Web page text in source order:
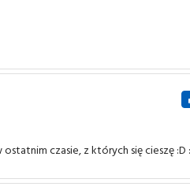
czasie, z których się cieszę :D